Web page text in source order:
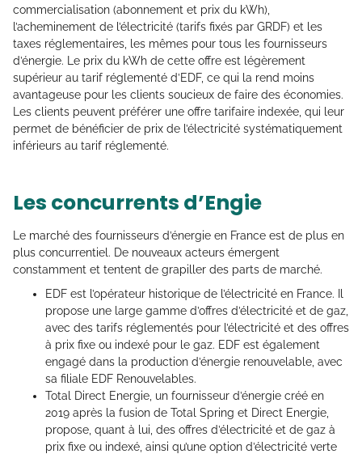
commercialisation (abonnement et prix du kWh),
l’acheminement de l’électricité (tarifs fixés par GRDF) et les
taxes réglementaires, les mêmes pour tous les fournisseurs
d’énergie. Le prix du kWh de cette offre est légèrement
supérieur au tarif réglementé d’EDF, ce qui la rend moins
avantageuse pour les clients soucieux de faire des économies.
Les clients peuvent préférer une offre tarifaire indexée, qui leur
permet de bénéficier de prix de l’électricité systématiquement
inférieurs au tarif réglementé.
Les concurrents d’Engie
Le marché des fournisseurs d’énergie en France est de plus en
plus concurrentiel. De nouveaux acteurs émergent
constamment et tentent de grapiller des parts de marché.
EDF est l’opérateur historique de l’électricité en France. Il
propose une large gamme d’offres d’électricité et de gaz,
avec des tarifs réglementés pour l’électricité et des offres
à prix fixe ou indexé pour le gaz. EDF est également
engagé dans la production d’énergie renouvelable, avec
sa filiale EDF Renouvelables.
Total Direct Energie, un fournisseur d’énergie créé en
2019 après la fusion de Total Spring et Direct Energie,
propose, quant à lui, des offres d’électricité et de gaz à
prix fixe ou indexé, ainsi qu’une option d’électricité verte